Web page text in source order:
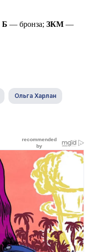
Б — бронза; ЗКМ —
Ольга Харлан